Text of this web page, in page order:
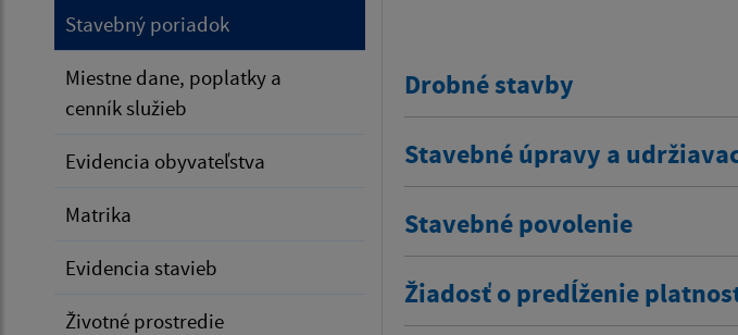
Stavebný poriadok
Miestne dane, poplatky a
cenník služieb
Evidencia obyvateľstva
Matrika
Evidencia stavieb
Životné prostredie
Drobné stavby
Stavebné úpravy a
Stavebné povolenie
Žiadosť o predĺženie